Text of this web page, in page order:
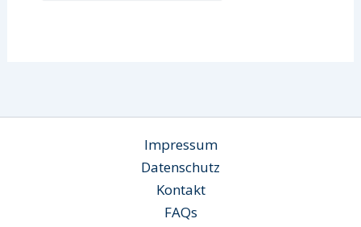
Impressum
Datenschutz
Kontakt
FAQs